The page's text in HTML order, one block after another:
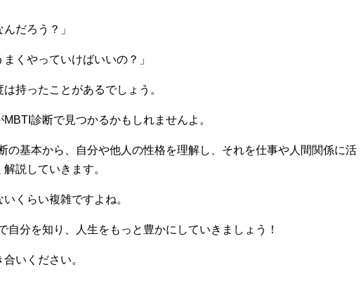
だろう？」
まくやっていけばいいの？」
持ったことがあるでしょう。
診断で見つかるかもしれませんよ。
の基本から、自分や他人の性格を理解し、それを仕事や人間関係に活
説していきます。
くらい複雑ですよね。
自分を知り、人生をもっと豊かにしていきましょう！
いください。